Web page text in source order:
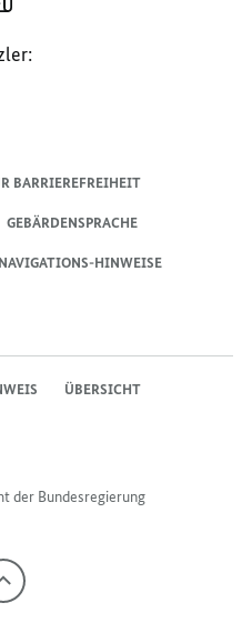
Anmeldung
BARRIEREFREIHEIT
GEBÄRDENSPRACHE
NAVIGATIONS-HINWEISE
der Bundesregierung
ÜBERSICHT